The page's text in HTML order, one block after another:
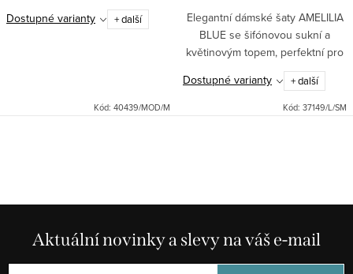
Dostupné varianty
+ další
Kód: 40439/MOD/M
Elegantní dámské šaty AMELILIA
BLUE se šifónovou sukní a
květinovým topem, perfektní pro
společenské události. Světle
modrá barva dodává jemnost,
zatímco zipové zapínání...
Dostupné varianty + další
Kód: 37149/L/SM
á
Aktuální novinky a slevy na váš e-mail